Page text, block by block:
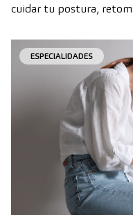
cuidar tu postura,
ESPECIALIDADES